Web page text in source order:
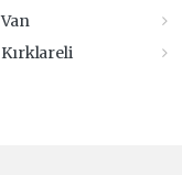
Van
Kırklareli